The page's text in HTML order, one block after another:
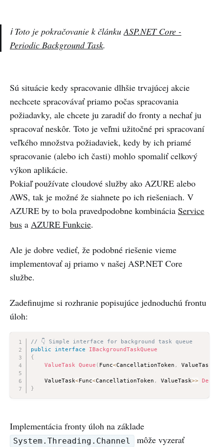
ℹ️ Toto je pokračovanie k článkuASP.NET Core -
Periodic Background Task.
Sú situácie kedy spracovanie dlhšie trvajúcej akcie
nechcete spracovávať priamo počas spracovania
požiadavky, ale chcete ju zaradiť do fronty a nechať ju
spracovať neskôr. Toto je veľmi užitočné pri spracovaní
veľkého množstva požiadaviek, kedy by ich priamé
spracovanie (alebo ich časti) mohlo spomaliť celkový
výkon aplikácie.
Pokiaľ používate cloudové služby ako AZURE alebo
AWS, tak je možné že siahnete po ich riešeniach. V
AZURE by to bola pravedpodobne kombinácia Service
bus a AZURE Funkcie.
Ale je dobre vedieť, že podobné riešenie vieme
implementovať aj priamo v našej ASP.NET Core
službe.
Zadefinujme si rozhranie popisujúce jednoduchú frontu
úloh:
// 👇 Simple interface for background task queue
public
interface
IBackgroundTaskQueue
{
ValueTask Queue ( Func<CancellationToken , ValueTask
    ValueTask
<Func<CancellationToken , ValueTask>>
}
Implementácia fronty úloh na základe
System.Threading.Channel
môže vyzerať